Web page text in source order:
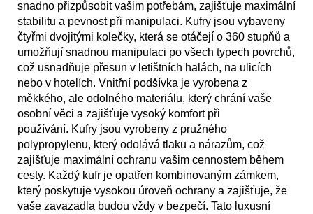
snadno přizpůsobit vašim potřebám, zajišťuje maximální
stabilitu a pevnost při manipulaci. Kufry jsou vybaveny
čtyřmi dvojitými kolečky, která se otáčejí o 360 stupňů a
umožňují snadnou manipulaci po všech typech povrchů,
což usnadňuje přesun v letištních halách, na ulicích
nebo v hotelích. Vnitřní podšívka je vyrobena z
měkkého, ale odolného materiálu, který chrání vaše
osobní věci a zajišťuje vysoký komfort při
používání. Kufry jsou vyrobeny z pružného
polypropylenu, který odolává tlaku a nárazům, což
zajišťuje maximální ochranu vašim cennostem během
cesty. Každý kufr je opatřen kombinovaným zámkem,
který poskytuje vysokou úroveň ochrany a zajišťuje, že
vaše zavazadla budou vždy v bezpečí. Tato luxusní